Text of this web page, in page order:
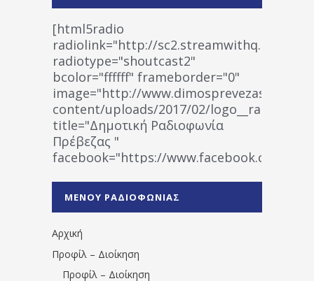
[html5radio
radiolink="http://
radiotype="shoutcast2"
bcolor="ffffff" frameborder="0"
image="http://www.dimosprevezas.gr/wp-
content/uploads/2017/02/
title="Δημοτική Ραδιοφωνία
Πρέβεζας "
facebook="https://www.facebook.com/
1531194763766854/" artist="" ]
ΜΕΝΟΥ ΡΑΔΙΟΦΩΝΙΑΣ
Αρχική
Προφίλ – Διοίκηση
Προφίλ – Διοίκηση